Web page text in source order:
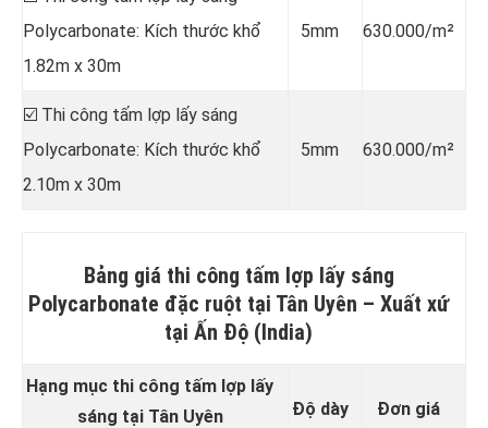
Polycarbonate: Kích thước khổ
1.82m x 30m
5mm 630.000/m²
☑️ Thi công tấm lợp lấy sáng
Polycarbonate: Kích thước khổ
2.10m x 30m
5mm 630.000/m²
Bảng giá thi công tấm lợp lấy sáng
Polycarbonate đặc ruột tại Tân Uyên – Xuất xứ
tại Ấn Độ (India)
Hạng mục thi công tấm lợp lấy
sáng tại Tân Uyên
Độ dày Đơn giá